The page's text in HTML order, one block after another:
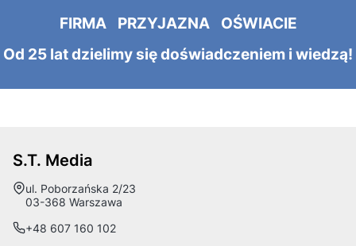
FIRMA PRZYJAZNA OŚWIACIE
Od 25 lat dzielimy się doświadczeniem i wiedzą!
S.T. Media
Adres:
ul. Poborzańska 2/23
03-368 Warszawa
+48 607 160 102